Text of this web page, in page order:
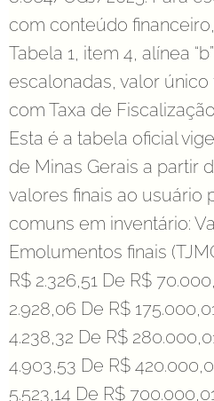
com conteúdo
Tabela 1, item 4, alínea
escalonadas, valor único
com Taxa de
Esta é a tabela oficial
de Minas Gerais a partir
valores finais ao usuário
comuns em inventário:
Emolumentos finais
R$ 2.326,51 De R$
2.928,06 De R$
4.238,32 De R$
4.903,53 De R$
5.523,14 De R$